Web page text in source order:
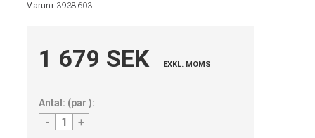
Varunr:3938603
1 679 SEK EXKL. MOMS
Antal: (par):
- +